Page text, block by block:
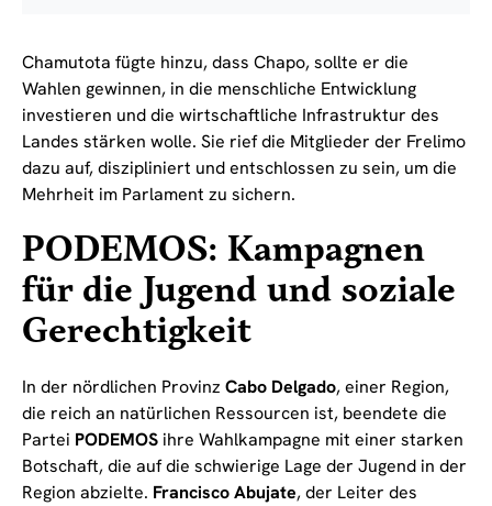
Chamutota fügte hinzu, dass Chapo, sollte er die
Wahlen gewinnen, in die menschliche Entwicklung
investieren und die wirtschaftliche Infrastruktur des
Landes stärken wolle. Sie rief die Mitglieder der Frelimo
dazu auf, diszipliniert und entschlossen zu sein, um die
Mehrheit im Parlament zu sichern.
PODEMOS: Kampagnen
für die Jugend und soziale
Gerechtigkeit
In der nördlichen Provinz Cabo Delgado, einer Region,
die reich an natürlichen Ressourcen ist, beendete die
Partei PODEMOS ihre Wahlkampagne mit einer starken
Botschaft, die auf die schwierige Lage der Jugend in der
Region abzielte. Francisco Abujate, der Leiter des